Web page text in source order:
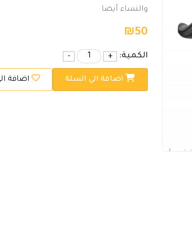
والنساء أيضا
₪50
الكمية: +
-
اضافة الي السلة اضافة